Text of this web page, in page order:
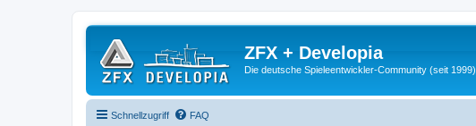
ZFX + Developia
Die deutsche Spieleentwickler-Community (seit 1999).
Schnellzugriff FAQ